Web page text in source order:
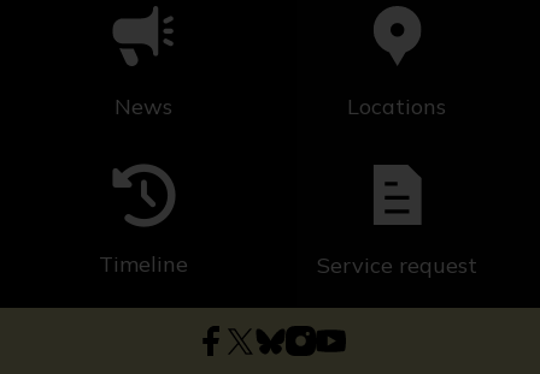
News Locations
Timeline Service request